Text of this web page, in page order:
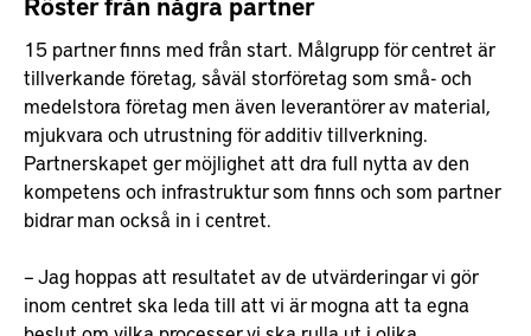
15 partner finns med från start. Målgrupp för centret är
tillverkande företag, såväl storföretag som små- och
medelstora företag men även leverantörer av material,
mjukvara och utrustning för additiv tillverkning.
Partnerskapet ger möjlighet att dra full nytta av den
kompetens och infrastruktur som finns och som partner
bidrar man också in i centret.
– Jag hoppas att resultatet av de utvärderingar vi gör
inom centret ska leda till att vi är mogna att ta egna